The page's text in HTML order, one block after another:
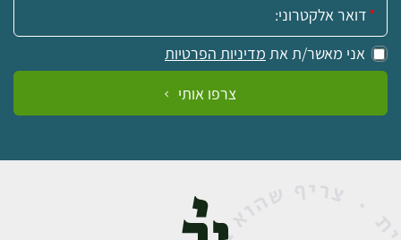
אני מאשר/ת את מדיניות הפרטיות
צרפו אותי